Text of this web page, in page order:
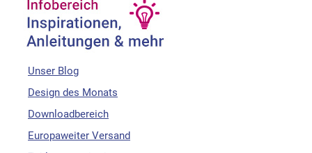
Unser Blog
Design des Monats
Downloadbereich
Europaweiter Versand